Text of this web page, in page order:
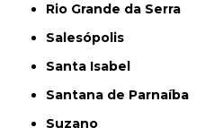
Rio Grande da Serra
Salesópolis
Santa Isabel
Santana de Parnaíba
Suzano